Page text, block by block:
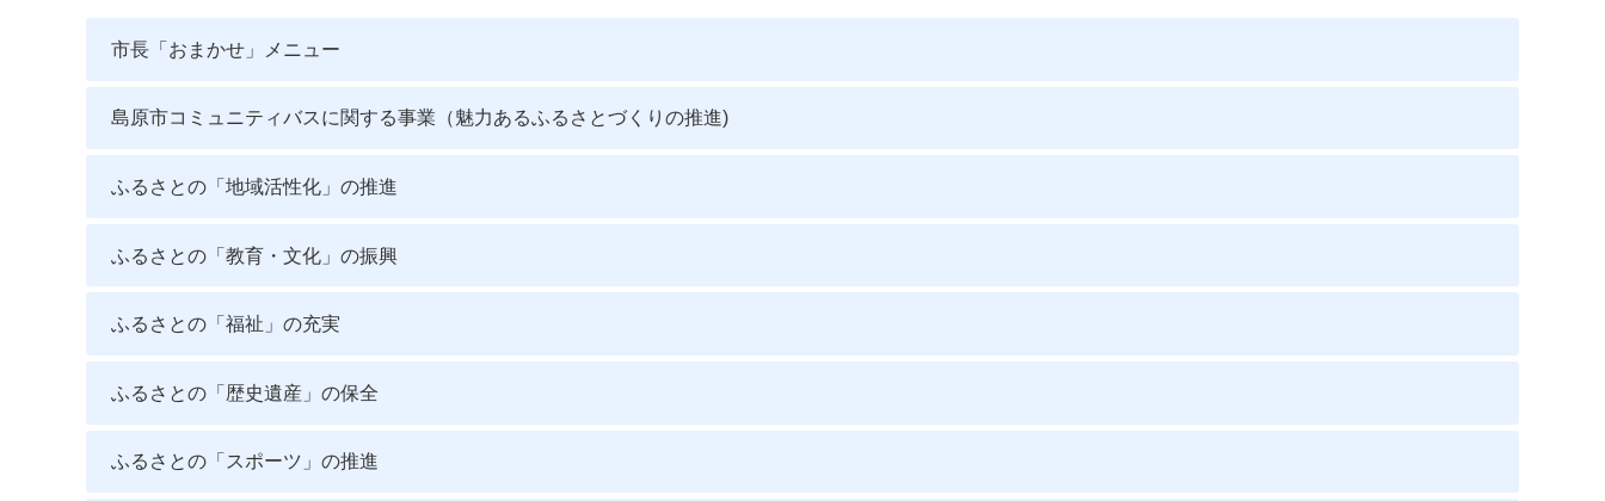
市長「おまかせ」メニュー
島原市コミュニティバスに関する事業（魅力あるふるさとづくりの推進)
ふるさとの「地域活性化」の推進
ふるさとの「教育・文化」の振興
ふるさとの「福祉」の充実
ふるさとの「歴史遺産」の保全
ふるさとの「スポーツ」の推進